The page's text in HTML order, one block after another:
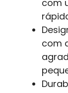
com
com